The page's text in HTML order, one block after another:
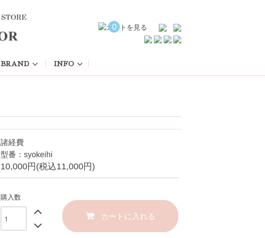
0
BRAND INFO
諸経費
型番：syokeihi
10,000円(税込11,000円)
購入数
カートに入れる